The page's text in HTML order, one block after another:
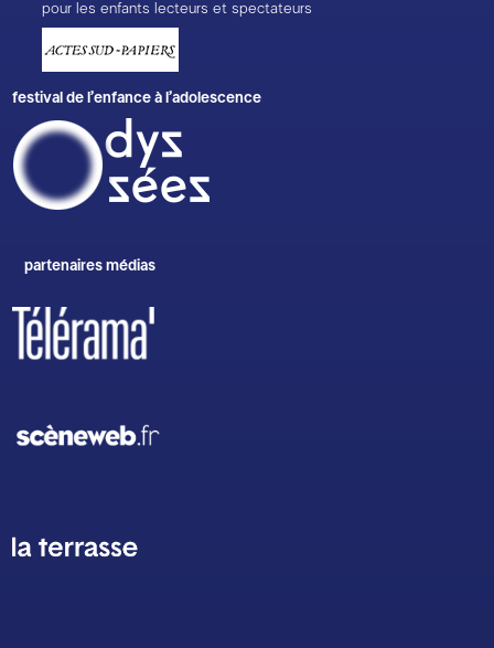
pour les enfants lecteurs et spectateurs
festival de l’enfance à l’adolescence
partenaires médias